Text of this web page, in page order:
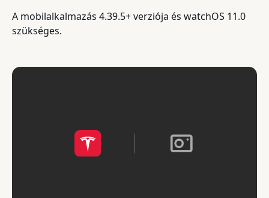
A mobilalkalmazás 4.39.5+ verziója és watchOS 11.0
szükséges.